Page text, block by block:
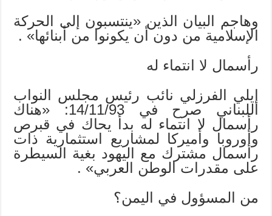
وهاجم البيان الذين «ينتسبون إلى الحركة
الإسلامية من دون أن يكونوا من أبنائها» .
رأسمال لا انتماء له
إيلي الفرزلي نائب رئيس مجلس النواب
اللبناني صرح في 14/11/93: «هناك
رأسمال لا انتماء له بدأ يحاك في قبرص
وأوروبا وأميركا لمشاريع استثمارية ذات
رأسمال مشترك مع اليهود بغية السيطرة
على مقدرات الوطن العربي» .
من المسؤول في اليمن؟